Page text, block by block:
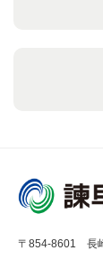
〒854-8601 長